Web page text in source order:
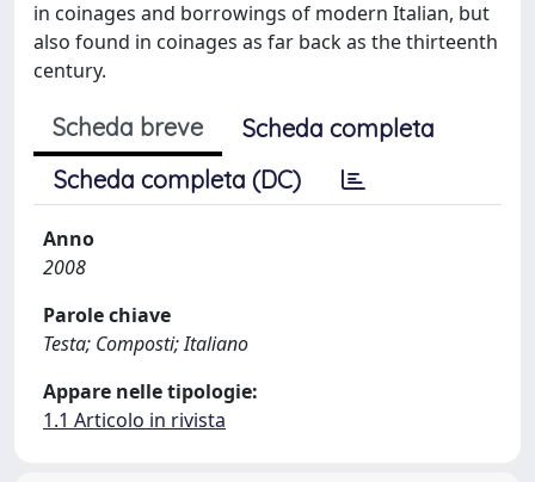
in coinages and borrowings of modern Italian, but
also found in coinages as far back as the thirteenth
century.
Scheda breve
Scheda completa
Scheda completa (DC)
Anno
2008
Parole chiave
Testa; Composti; Italiano
Appare nelle tipologie:
1.1 Articolo in rivista